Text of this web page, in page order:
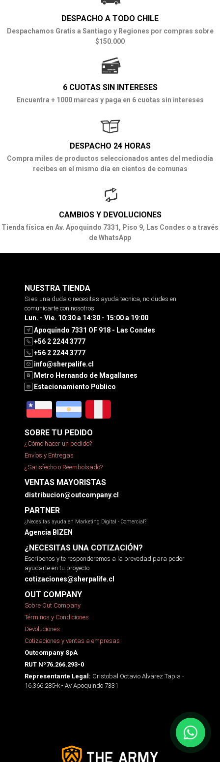
DESPACHO A TODO CHILE
Despachamos Gratis a Santiago y Regiones por compras sobre
$150.000
6 CUOTAS SIN INTERESES
Encuentra + 1000 marcas y paga en 6 cuotas sin intereses
DESPACHO 24 HORAS
Compra miles de productos seleccionados antes del mediodía
recibes en el mismo día en cientos de comunas
CAMBIOS Y DEVOLUCIONES
Tienda física en Av. Apoquindo 7331, Piso 9, Las Condes o a través
de WhatsApp
NUESTRA TIENDA
Si es una duda o necesitas ayuda tecnica, no dudes en
comunicarte con nosotros
Lun. - Vie. 10:30 a 14:30 - 15:00 a 19:00
Apoquindo 7331 OF 918 - Las Condes
+56 2 2244 3777
+56 2 2244 3777
info@sherpalife.cl
Metro Hernando de Magallanes
Estacionamiento Público
SOBRE TU PEDIDO
¿Cómo hacer un pedido?
Envíos y Entregas
¿Satisfecho o Reembolsado?
VENTAS MAYORISTAS
distribucion@outcompany.cl
PARTNER
¿Necesitas ayuda en Marketing Digital - Comercial?
Agencia BIZEN
¿NECESITAS UNA COTIZACIÓN?
Escríbenos y te responderemos a la brevedad para poder
ayudarte en tu proyecto.
cotizaciones@sherpalife.cl
OUT COMPANY
Sobre Out Company
Términos y Condiciones
Devoluciones
Cotizaciones y ventas a empresas
Outcompany SpA
RUT Nº76.266.293-0
Representante Legal: Cristobal Octavio Alvarez Tapia -
16.366.285-k - Av Apoquindo 7331